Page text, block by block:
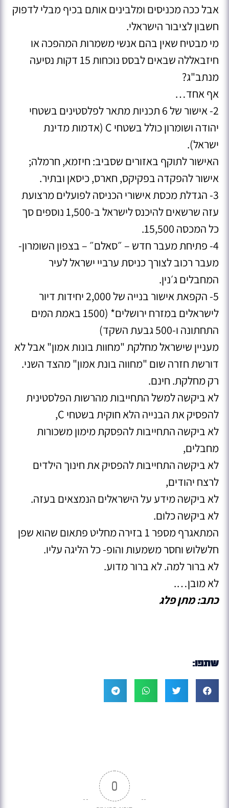
אבל ככה מכניסים ומלבינים אותם בכיף מבלי לדפוק
חשבון לציבור הישראלי.
מי מבטיח שאין בהם אנשי משמרות המהפכה או
חיזבאללה שבאים לבסס נוכחות 15 דקות נסיעה
מנתב"ג?
אף אחד…
2- אישור של 6 תכניות מתאר לפלסטינים בשטחי
יהודה ושומרון כולל בשטחי C (אדמות מדינת
ישראל).
האישור לתוקף באזורים שסביב: חיזמא, חרמלה;
אישור להפקדה בפקיקס, חארס, כיסאן ובתיר.
3- הגדלת מכסת אישורי הכניסה לפועלים מרצועת
עזה שרשאים להיכנס לישראל ב-1,500 נוספים סך
כל המכסה 15,500.
4- פתיחת מעבר חדש – ״סאלם״ – בצפון השומרון-
מעבר רכוב לצורך כניסת ערביי ישראל לעיר
המחבלים ג׳נין.
5- הקפאת אישור בנייה של 2,000 יחידות דיור
לישראלים במזרח ירושלים* (1500 באמת המים
התחתונה ו-500 גבעת השקד)
מעניין שישראל מחלקת "מחוות בונות אמון" אבל לא
דורשת חזרה שום "מחווה בונת אמון" מהצד השני.
רק מחלקת. חינם.
לא ביקשה למשל התחייבות מהרשות הפלסטינית
להפסיק את הבנייה הלא חוקית בשטחי C,
לא ביקשה התחייבות להפסקת מימון משכורות
מחבלים,
לא ביקשה התחייבות להפסיק את חינוך הילדים
לרצח יהודים,
לא ביקשה מידע על הישראלים הנמצאים בעזה.
לא ביקשה כלום.
המתאגרף מספר 1 בזירה מחליט פתאום שהוא שפן
חלשלוש וחסר משמעות והופ- כל הליגה עליו.
לא ברור למה. לא ברור מדוע.
לא מובן….
כתב: מתן פלג
שתפו:
0